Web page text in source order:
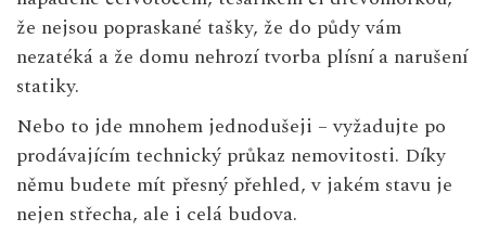
že nejsou popraskané tašky, že do půdy vám
nezatéká a že domu nehrozí tvorba plísní a narušení
statiky.
Nebo to jde mnohem jednodušeji – vyžadujte po
prodávajícím technický průkaz nemovitosti. Díky
němu budete mít přesný přehled, v jakém stavu je
nejen střecha, ale i celá budova.